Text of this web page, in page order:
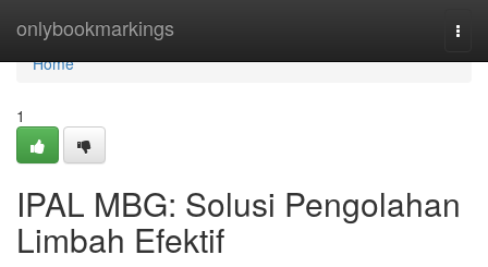
onlybookmarkings
Home
Home
1
IPAL MBG: Solusi Pengolahan
Limbah Efektif